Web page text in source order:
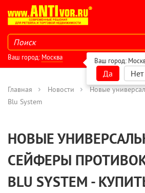
Ваш город: Москва Ваш город:
Да Нет
Главная Новости
Новые
Blu System
НОВЫЕ
СЕЙФЕРЫ
BLU SYSTEM -